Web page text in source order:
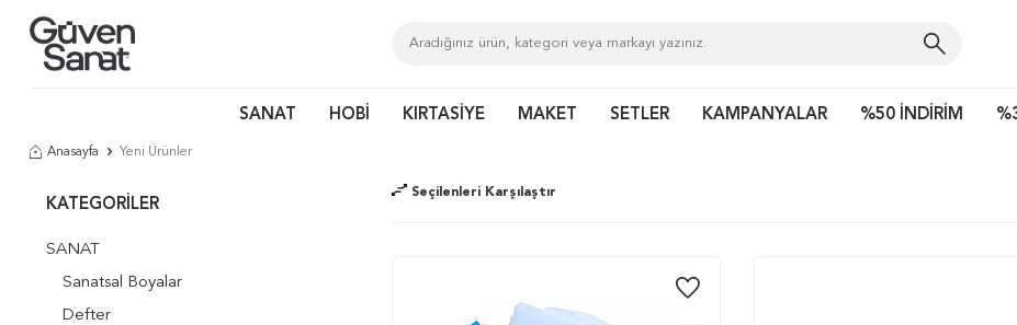
SANAT HOBİ KIRTASİYE MAKET SETLER KAMPANYALAR %50 İNDİRİM
Anasayfa Yeni Ürünler
KATEGORILER
SANAT
Sanatsal Boyalar
Defter
Seçilenleri Karşılaştır